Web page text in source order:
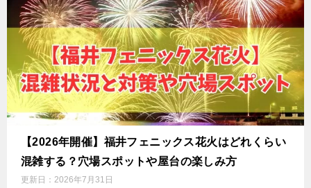
【2026年開催】福井フェニックス花火はどれくらい
混雑する？穴場スポットや屋台の楽しみ方
更新日： 2026年7月31日